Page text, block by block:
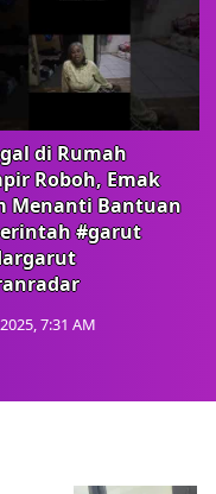
di Rumah
Roboh, Emak
Menanti Bantuan
#garut
7:31 AM